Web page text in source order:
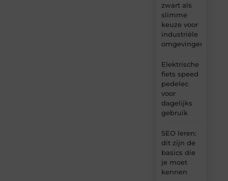
zwart als
slimme
keuze voor
industriële
omgevingen
Elektrische
fiets speed
pedelec
voor
dagelijks
gebruik
SEO leren:
dit zijn de
basics die
je moet
kennen